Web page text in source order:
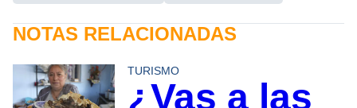
NOTAS RELACIONADAS
TURISMO
¿Vas a las